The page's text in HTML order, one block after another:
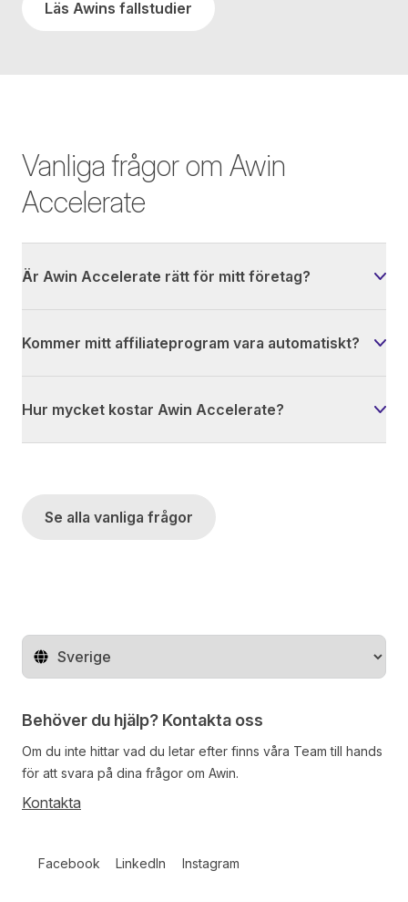
Läs Awins fallstudier
Vanliga frågor om Awin
Accelerate
Är Awin Accelerate rätt för mitt företag?
Kommer mitt affiliateprogram vara automatiskt?
Hur mycket kostar Awin Accelerate?
Se alla vanliga frågor
Byt land
Behöver du hjälp? Kontakta oss
Om du inte hittar vad du letar efter finns våra Team till hands
för att svara på dina frågor om Awin.
Kontakta
Facebook LinkedIn Instagram